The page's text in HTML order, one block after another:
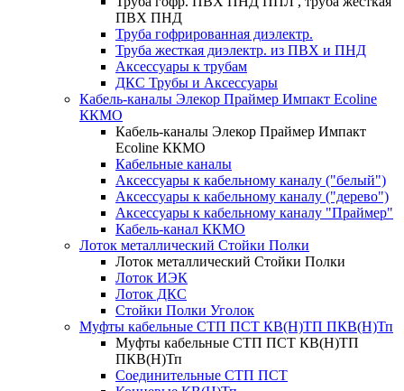
ПВХ ПНД
Труба гофрированная диэлектр.
Труба жесткая диэлектр. из ПВХ и ПНД
Аксессуары к трубам
ДКС Трубы и Аксессуары
Кабель-каналы Элекор Праймер Импакт Ecoline
ККМО
Кабель-каналы Элекор Праймер Импакт
Ecoline ККМО
Кабельные каналы
Аксессуары к кабельному каналу ("белый")
Аксессуары к кабельному каналу ("дерево")
Аксессуары к кабельному каналу "Праймер"
Кабель-канал ККМО
Лоток металлический Стойки Полки
Лоток металлический Стойки Полки
Лоток ИЭК
Лоток ДКС
Стойки Полки Уголок
Муфты кабельные СТП ПСТ КВ(Н)ТП ПКВ(Н)Тп
Муфты кабельные СТП ПСТ КВ(Н)ТП
ПКВ(Н)Тп
Соединительные СТП ПСТ